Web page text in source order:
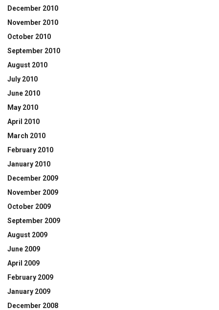
December 2010
November 2010
October 2010
September 2010
August 2010
July 2010
June 2010
May 2010
April 2010
March 2010
February 2010
January 2010
December 2009
November 2009
October 2009
September 2009
August 2009
June 2009
April 2009
February 2009
January 2009
December 2008